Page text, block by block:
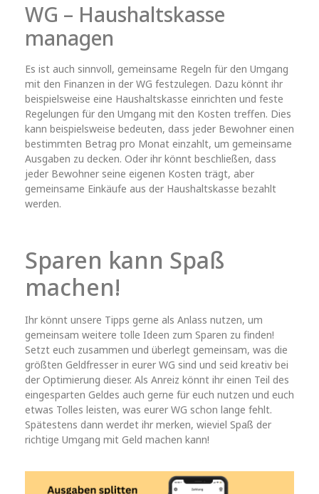
WG – Haushaltskasse
managen
Es ist auch sinnvoll, gemeinsame Regeln für den Umgang
mit den Finanzen in der WG festzulegen. Dazu könnt ihr
beispielsweise eine Haushaltskasse einrichten und feste
Regelungen für den Umgang mit den Kosten treffen. Dies
kann beispielsweise bedeuten, dass jeder Bewohner einen
bestimmten Betrag pro Monat einzahlt, um gemeinsame
Ausgaben zu decken. Oder ihr könnt beschließen, dass
jeder Bewohner seine eigenen Kosten trägt, aber
gemeinsame Einkäufe aus der Haushaltskasse bezahlt
werden.
Sparen kann Spaß
machen!
Ihr könnt unsere Tipps gerne als Anlass nutzen, um
gemeinsam weitere tolle Ideen zum Sparen zu finden!
Setzt euch zusammen und überlegt gemeinsam, was die
größten Geldfresser in eurer WG sind und seid kreativ bei
der Optimierung dieser. Als Anreiz könnt ihr einen Teil des
eingesparten Geldes auch gerne für euch nutzen und euch
etwas Tolles leisten, was eurer WG schon lange fehlt.
Spätestens dann werdet ihr merken, wieviel Spaß der
richtige Umgang mit Geld machen kann!